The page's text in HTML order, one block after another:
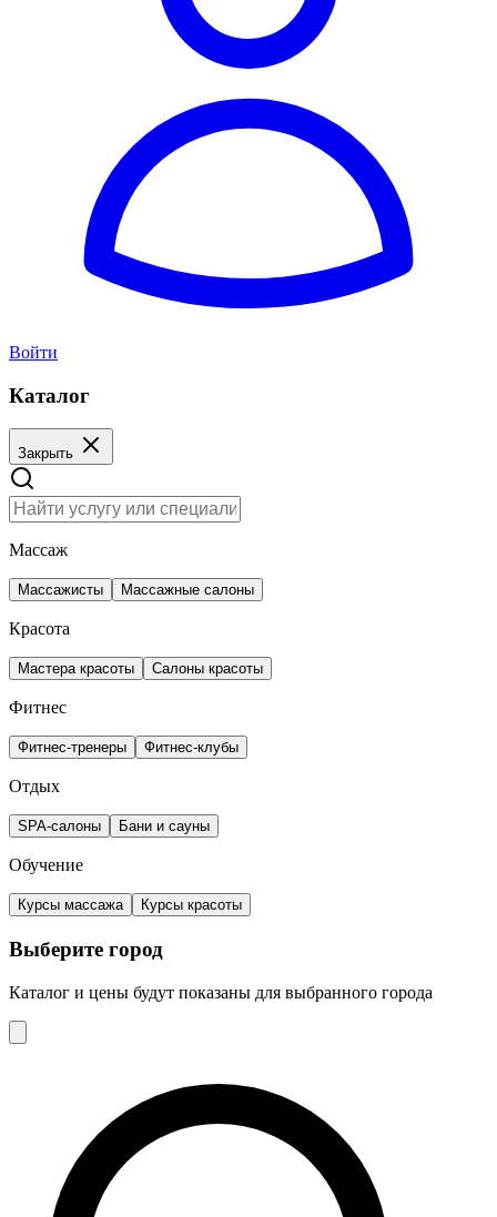
Войти
Каталог
Закрыть
Массаж
Массажисты Массажные салоны
Красота
Мастера красоты Салоны красоты
Фитнес
Фитнес-тренеры Фитнес-клубы
Отдых
SPA-салоны Бани и сауны
Обучение
Курсы массажа Курсы красоты
Выберите город
Каталог и цены будут показаны для выбранного города